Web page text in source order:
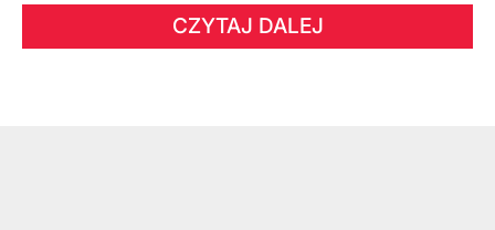
CZYTAJ DALEJ